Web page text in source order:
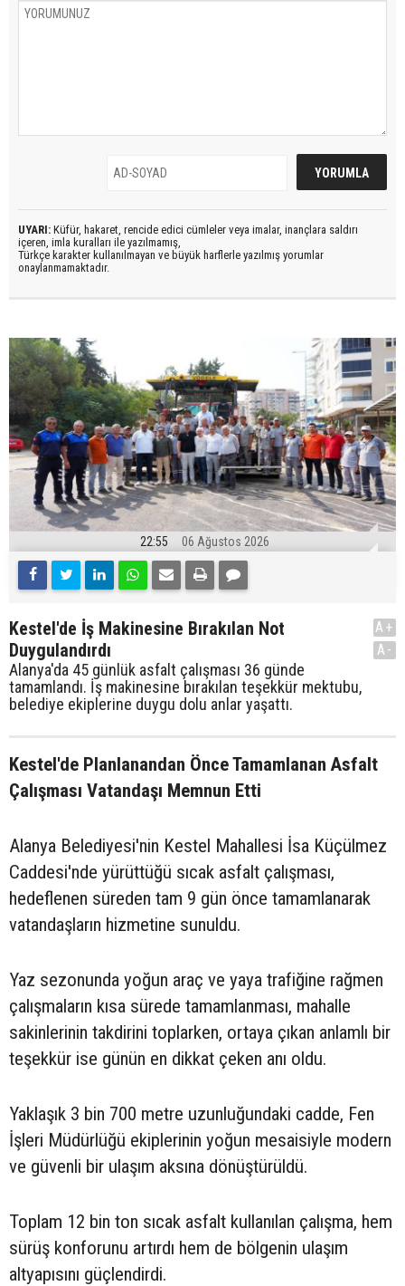
UYARI: Küfür, hakaret, rencide edici cümleler veya imalar, inançlara saldırı
içeren, imla kuralları ile yazılmamış,
Türkçe karakter kullanılmayan ve büyük harflerle yazılmış yorumlar
onaylanmamaktadır.
22:55 06 Ağustos 2026
Kestel'de İş Makinesine Bırakılan Not
Duygulandırdı
Alanya'da 45 günlük asfalt çalışması 36 günde
tamamlandı. İş makinesine bırakılan teşekkür mektubu,
belediye ekiplerine duygu dolu anlar yaşattı.
A+
A-
Kestel'de Planlanandan Önce Tamamlanan Asfalt
Çalışması Vatandaşı Memnun Etti
Alanya Belediyesi'nin Kestel Mahallesi İsa Küçülmez
Caddesi'nde yürüttüğü sıcak asfalt çalışması,
hedeflenen süreden tam 9 gün önce tamamlanarak
vatandaşların hizmetine sunuldu.
Yaz sezonunda yoğun araç ve yaya trafiğine rağmen
çalışmaların kısa sürede tamamlanması, mahalle
sakinlerinin takdirini toplarken, ortaya çıkan anlamlı bir
teşekkür ise günün en dikkat çeken anı oldu.
Yaklaşık 3 bin 700 metre uzunluğundaki cadde, Fen
İşleri Müdürlüğü ekiplerinin yoğun mesaisiyle modern
ve güvenli bir ulaşım aksına dönüştürüldü.
Toplam 12 bin ton sıcak asfalt kullanılan çalışma, hem
sürüş konforunu artırdı hem de bölgenin ulaşım
altyapısını güçlendirdi.